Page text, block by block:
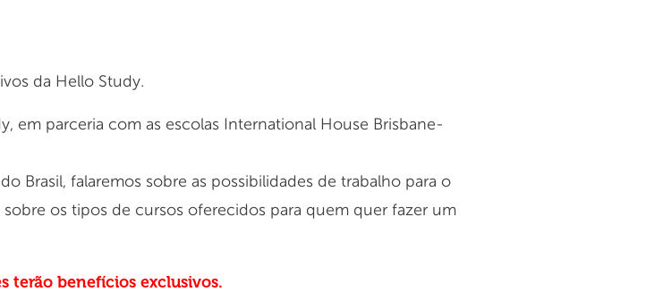
da Hello Study.
em parceria com as escolas International House Brisbane-
Brasil, falaremos sobre as possibilidades de trabalho para o
os tipos de cursos oferecidos para quem quer fazer um
terão benefícios exclusivos.